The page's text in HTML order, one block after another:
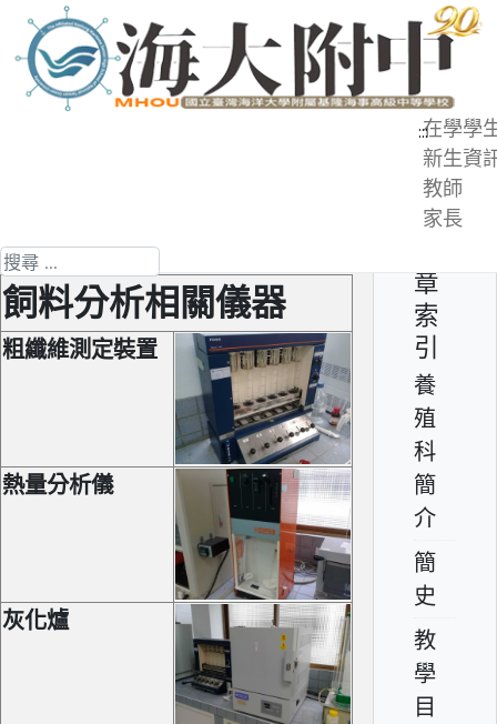
到
:::在學學
新生資
教師
家長
搜尋
章
索
引
養
殖
科
簡
介
簡
史
教
學
目
飼料分析相關儀器
粗纖維測定裝置
熱量分析儀
灰化爐